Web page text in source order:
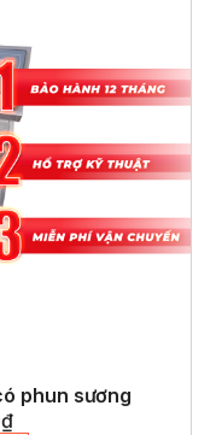
phun sương
₫